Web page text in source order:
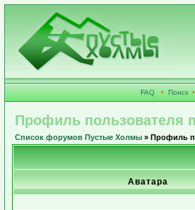
FAQ • Поиск •
Профиль пользователя
Список форумов Пустые Холмы » Профиль
Аватара